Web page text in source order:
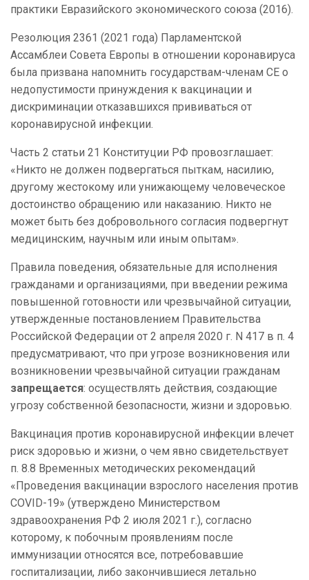
практики Евразийского экономического союза (2016).
Резолюция 2361 (2021 года) Парламентской
Ассамблеи Совета Европы в отношении коронавируса
была призвана напомнить государствам-членам СЕ о
недопустимости принуждения к вакцинации и
дискриминации отказавшихся прививаться от
коронавирусной инфекции.
Часть 2 статьи 21 Конституции РФ провозглашает:
«Никто не должен подвергаться пыткам, насилию,
другому жестокому или унижающему человеческое
достоинство обращению или наказанию. Никто не
может быть без добровольного согласия подвергнут
медицинским, научным или иным опытам».
Правила поведения, обязательные для исполнения
гражданами и организациями, при введении режима
повышенной готовности или чрезвычайной ситуации,
утвержденные постановлением Правительства
Российской Федерации от 2 апреля 2020 г. N 417 в п. 4
предусматривают, что при угрозе возникновения или
возникновении чрезвычайной ситуации гражданам
запрещается: осуществлять действия, создающие
угрозу собственной безопасности, жизни и здоровью.
Вакцинация против коронавирусной инфекции влечет
риск здоровью и жизни, о чем явно свидетельствует
п. 8.8 Временных методических рекомендаций
«Проведения вакцинации взрослого населения против
COVID-19» (утверждено Министерством
здравоохранения РФ 2 июля 2021 г.), согласно
которому, к побочным проявлениям после
иммунизации относятся все, потребовавшие
госпитализации, либо закончившиеся летально